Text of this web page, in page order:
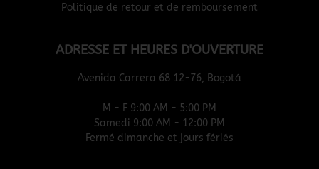
Politique de retour et de remboursement
ADRESSE ET HEURES D'OUVERTURE
Avenida Carrera 68 12-76, Bogotá
M - F 9:00 AM - 5:00 PM
Samedi 9:00 AM - 12:00 PM
Fermé dimanche et jours fériés